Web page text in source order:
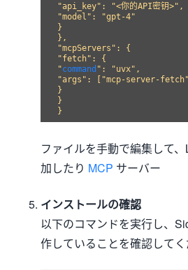
"api_key": "<你的API密钥>",
"model": "gpt-4"
}
},
"mcpServers": {
"fetch": {
"command ": "uvx",
"args": ["mcp-server-
}
}
ファイルを手動で編集して
加したり MCP サーバー
インストールの確認
以下のコマンドを実行し、
作していることを確認してく